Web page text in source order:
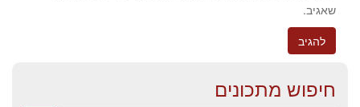
שאגיב.
חיפוש מתכונים